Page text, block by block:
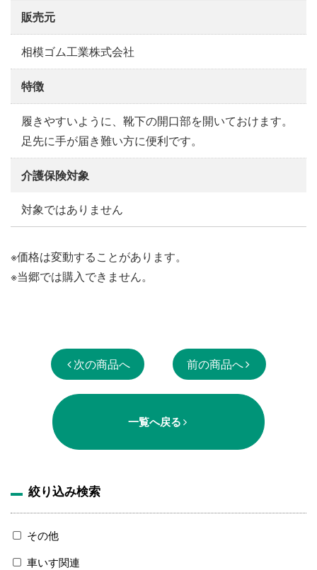
販売元
相模ゴム工業株式会社
特徴
履きやすいように、靴下の開口部を開いておけます。
足先に手が届き難い方に便利です。
介護保険対象
対象ではありません
※価格は変動することがあります。
※当郷では購入できません。
次の商品へ 前の商品へ
一覧へ戻る
絞り込み検索
その他
車いす関連